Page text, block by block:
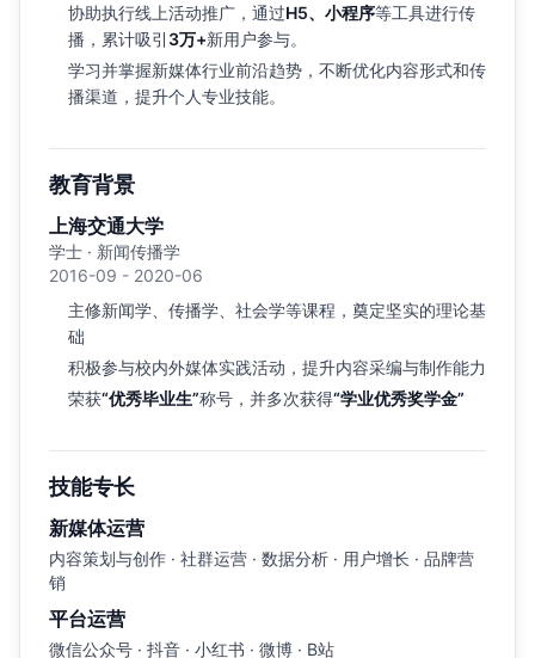
协助执行线上活动推广，通过H5、小程序等工具进行传
播，累计吸引 3万+新用户参与。
学习并掌握新媒体行业前沿趋势，不断优化内容形式和传
播渠道，提升个人专业技能。
教育背景
上海交通大学
学士 · 新闻传播学
2016-09 - 2020-06
主修新闻学、传播学、社会学等课程，奠定坚实的理论基
础
积极参与校内外媒体实践活动，提升内容采编与制作能力
荣获“优秀毕业生”称号，并多次获得“学业优秀奖学金”
技能专长
新媒体运营
内容策划与创作 · 社群运营 · 数据分析 · 用户增长 · 品牌营
销
平台运营
微信公众号 · 抖音 · 小红书 · 微博 · B站